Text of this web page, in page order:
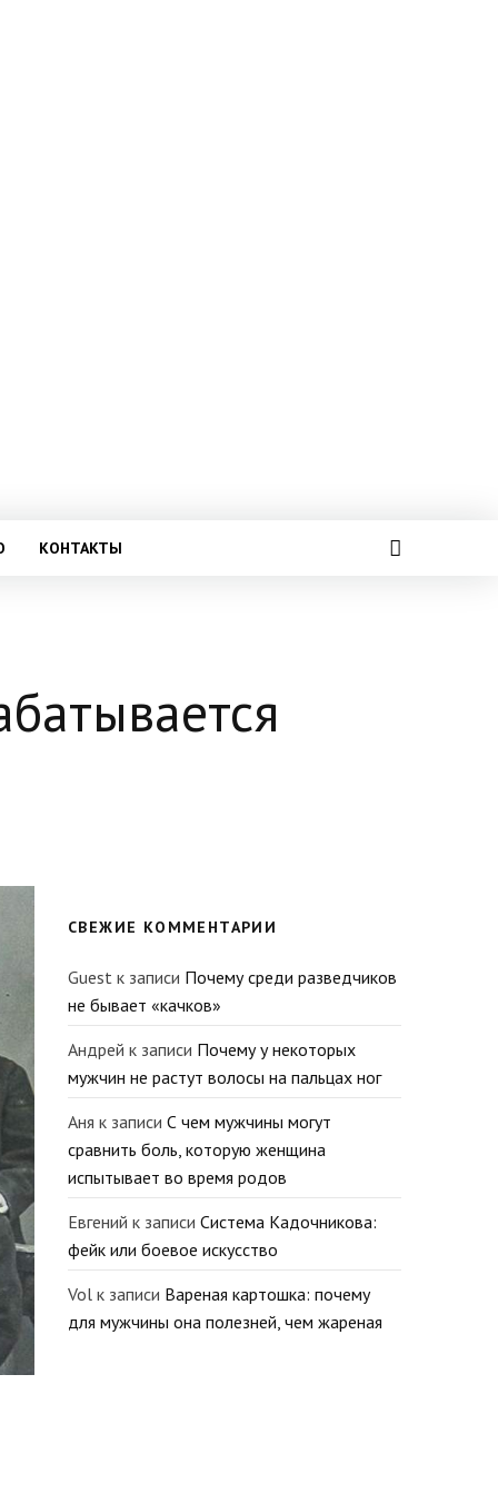
КОНТАКТЫ
СВЕЖИЕ КОММЕНТАРИИ
Guest к записи Почему среди разведчиков
не бывает «качков»
Андрей к записи Почему у некоторых
мужчин не растут волосы на пальцах ног
Аня к записи С чем мужчины могут
сравнить боль, которую женщина
испытывает во время родов
Евгений к записи Система Кадочникова:
фейк или боевое искусство
Vol к записи Вареная картошка: почему
для мужчины она полезней, чем жареная